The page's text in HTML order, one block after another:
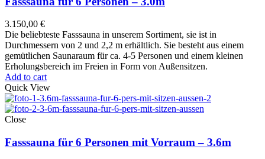
3.150,00 €
Die beliebteste Fasssauna in unserem Sortiment, sie ist in
Durchmessern von 2 und 2,2 m erhältlich. Sie besteht aus einem
gemütlichen Saunaraum für ca. 4-5 Personen und einem kleinen
Erholungsbereich im Freien in Form von Außensitzen.
Add to cart
Quick View
Close
Fasssauna für 6 Personen mit Vorraum – 3.6m